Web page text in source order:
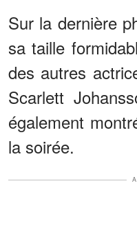
Sur la dernière
sa taille
des autres
Scarlett
également
la soirée.